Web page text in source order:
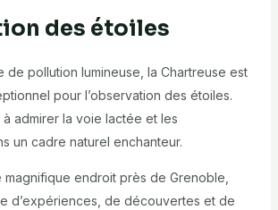
des étoiles
de pollution lumineuse, la Chartreuse est
pour l’observation des étoiles.
admirer la voie lactée et les
un cadre naturel enchanteur.
magnifique endroit près de Grenoble,
d’expériences, de découvertes et de